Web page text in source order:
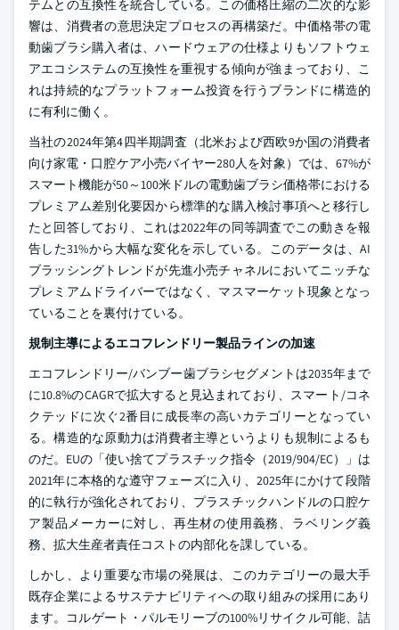
テムとの互換性を統合している。この価格圧縮の二次的な影
響は、消費者の意思決定プロセスの再構築だ。中価格帯の電
動歯ブラシ購入者は、ハードウェアの仕様よりもソフトウェ
アエコシステムの互換性を重視する傾向が強まっており、こ
れは持続的なプラットフォーム投資を行うブランドに構造的
に有利に働く。
当社の2024年第4四半期調査（北米および西欧9か国の消費者
向け家電・口腔ケア小売バイヤー280人を対象）では、67%が
スマート機能が50～100米ドルの電動歯ブラシ価格帯における
プレミアム差別化要因から標準的な購入検討事項へと移行し
たと回答しており、これは2022年の同等調査でこの動きを報
告した31%から大幅な変化を示している。このデータは、AI
ブラッシングトレンドが先進小売チャネルにおいてニッチな
プレミアムドライバーではなく、マスマーケット現象となっ
ていることを裏付けている。
規制主導によるエコフレンドリー製品ラインの加速
エコフレンドリー/バンブー歯ブラシセグメントは2035年まで
に10.8%のCAGRで拡大すると見込まれており、スマート/コネ
クテッドに次ぐ2番目に成長率の高いカテゴリーとなってい
る。構造的な原動力は消費者主導というよりも規制によるも
のだ。EUの「使い捨てプラスチック指令（2019/904/EC）」は
2021年に本格的な遵守フェーズに入り、2025年にかけて段階
的に執行が強化されており、プラスチックハンドルの口腔ケ
ア製品メーカーに対し、再生材の使用義務、ラベリング義
務、拡大生産者責任コストの内部化を課している。
しかし、より重要な市場の発展は、このカテゴリーの最大手
既存企業によるサステナビリティへの取り組みの採用にあり
ます。コルゲート・パルモリーブの100%リサイクル可能、詰